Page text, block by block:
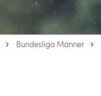
Bundesliga Männer